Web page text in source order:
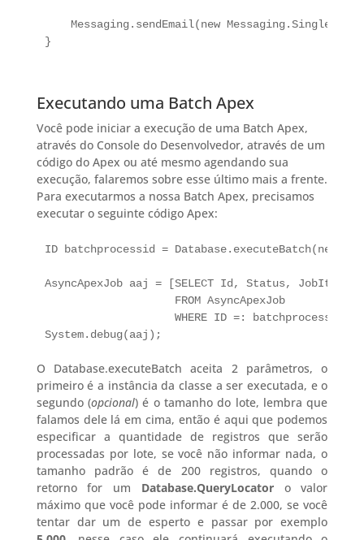
Messaging.sendEmail(new
}
Executando uma Batch Apex
Você pode iniciar a execução de uma Batch Apex,
através do Console do Desenvolvedor, através de um
código do Apex ou até mesmo agendando sua
execução, falaremos sobre esse último mais a frente.
Para executarmos a nossa Batch Apex, precisamos
executar o seguinte código Apex:
ID batchprocessid = Database.executeBatch(new
AsyncApexJob aaj = [SELECT Id, Status,
                    FROM AsyncApexJob
                    WHERE ID =: batchprocessid];
System.debug(aaj);
O Database.executeBatch aceita 2 parâmetros, o
primeiro é a instância da classe a ser executada, e o
segundo (opcional) é o tamanho do lote, lembra que
falamos dele lá em cima, então é aqui que podemos
especificar a quantidade de registros que serão
processadas por lote, se você não informar nada, o
tamanho padrão é de 200 registros, quando o
retorno for um Database.QueryLocatoro valor
máximo que você pode informar é de 2.000, se você
tentar dar um de esperto e passar por exemplo